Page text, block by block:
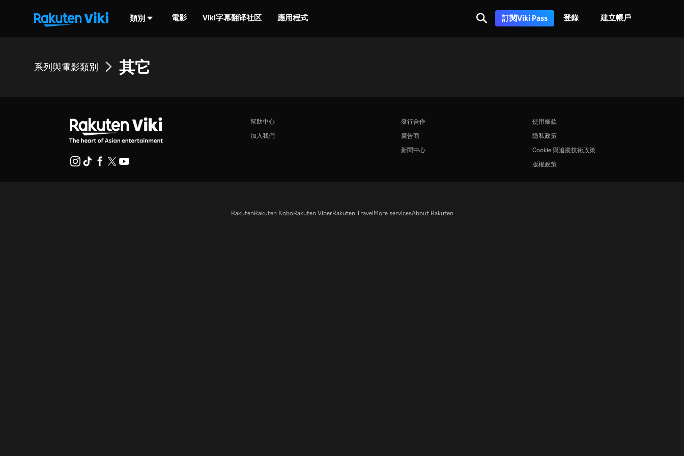
類別 電影 Viki字幕翻译社区 應用程式 訂閱Viki Pass 登錄 建立帳戶
系列與電影類別 其它
幫助中心
加入我們
發行合作
廣告商
新聞中心
使用條款
隐私政策
Cookie 與追蹤技術政策
版權政策
RakutenRakuten KoboRakuten ViberRakuten TravelMore servicesAbout Rakuten